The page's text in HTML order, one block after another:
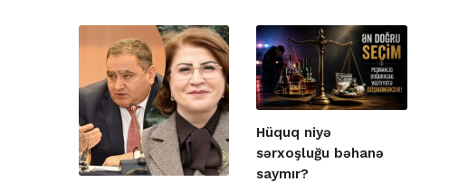
Hüquq niyə
sərxoşluğu bəhanə
saymır?